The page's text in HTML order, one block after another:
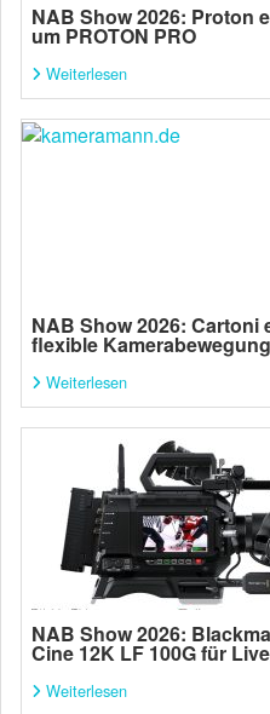
NAB Show 2026: Proton
um PROTON PRO
Weiterlesen
NAB Show 2026:
flexible Kamerabewegung
Weiterlesen
NAB Show 2026:
Cine 12K LF 100G für
Weiterlesen